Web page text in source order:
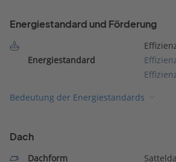
Energiestandard und Förderung
Energiestandard
Bedeutung der Energiestandards
Dach
Dachform